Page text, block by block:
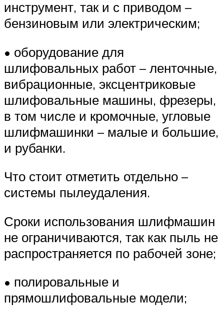
инструмент, так и с приводом –
бензиновым или электрическим;
• оборудование для
шлифовальных работ – ленточные,
вибрационные, эксцентриковые
шлифовальные машины, фрезеры,
в том числе и кромочные, угловые
шлифмашинки – малые и большие,
и рубанки.
Что стоит отметить отдельно –
системы пылеудаления.
Сроки использования шлифмашин
не ограничиваются, так как пыль не
распространяется по рабочей зоне;
• полировальные и
прямошлифовальные модели;